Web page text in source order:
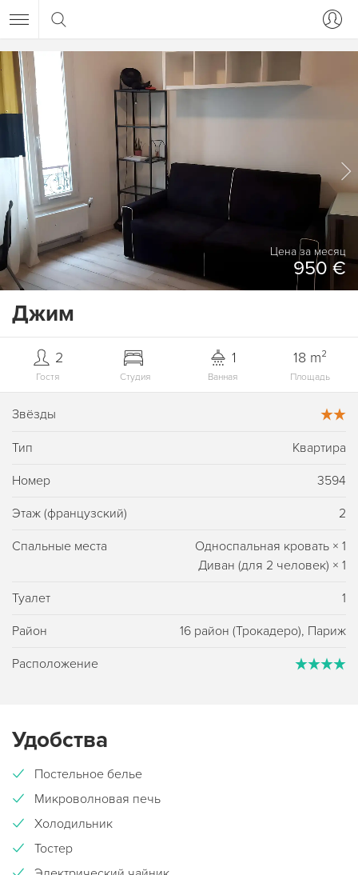
Цена за месяц
950 €
Джим
Гостя
2
Студия Ванная
1
Площадь
18 m²
Звёзды
Тип Квартира
Номер 3594
Этаж (французский) 2
Спальные места Односпальная кровать × 1
Диван (для 2 человек) × 1
Туалет 1
Район 16 район (Трокадеро), Париж
Расположение
Удобства
Постельное белье
Микроволновая печь
Холодильник
Тостер